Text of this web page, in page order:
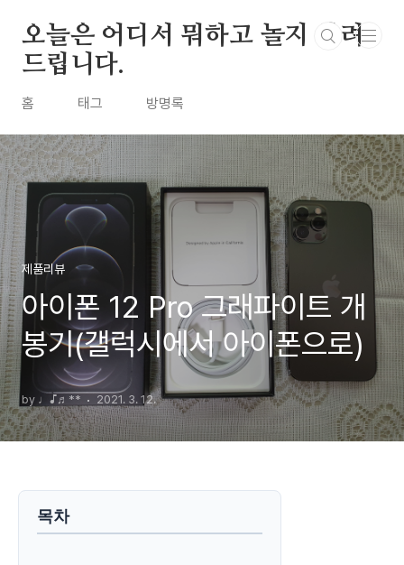
오늘은 어디서 뭐하고 놀지 알려
드립니다.
홈 태그 방명록
제품리뷰
아이폰 12 Pro 그래파이트 개
봉기(갤럭시에서 아이폰으로)
by ♩♪♬** 2021. 3. 12.
목차